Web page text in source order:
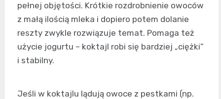
pełnej objętości. Krótkie rozdrobnienie owoców
z małą ilością mleka i dopiero potem dolanie
reszty zwykle rozwiązuje temat. Pomaga też
użycie jogurtu – koktajl robi się bardziej „ciężki”
i stabilny.
Jeśli w koktajlu lądują owoce z pestkami (np.